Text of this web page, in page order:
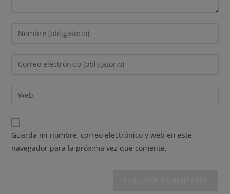
Guarda mi nombre, correo electrónico y web en este
navegador para la próxima vez que comente.